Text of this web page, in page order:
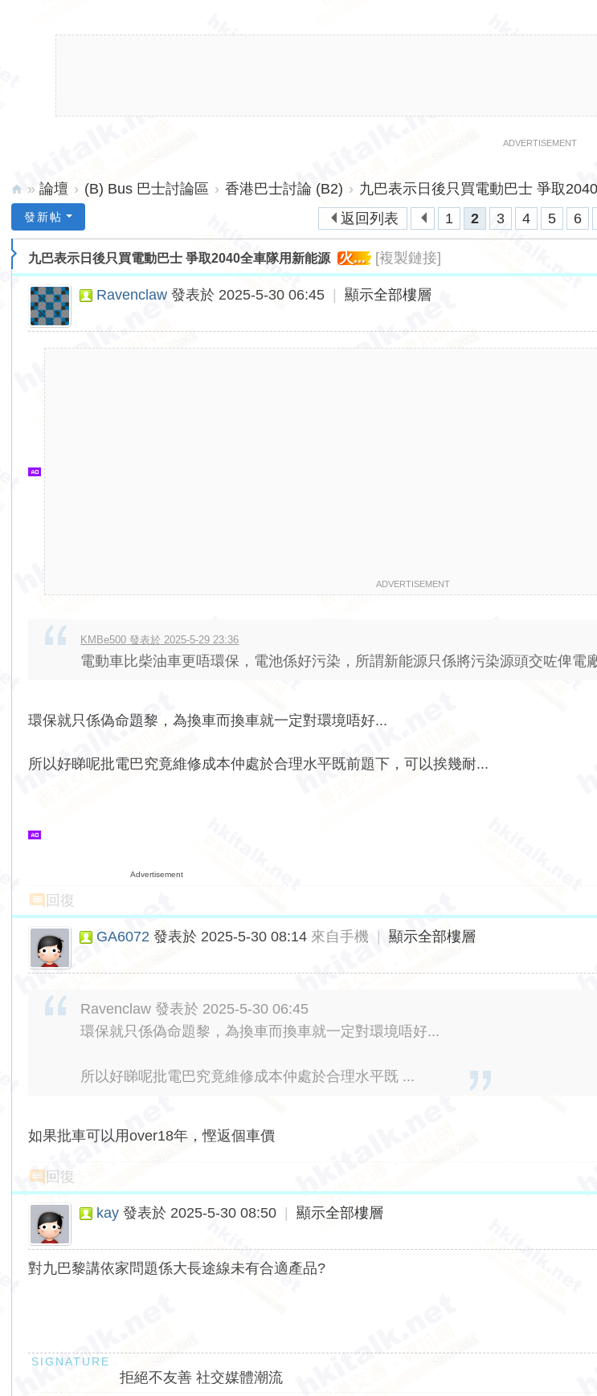
ADVERTISEMENT
lk.
» 論壇 › (B) Bus 巴士討論區 › 香港巴士討論 (B2) › 九巴表示日後只買電動巴士 爭取
1
2 3 4 5 6
返回列表
發新帖
九巴表示日後只買電動巴士 爭取2040全車隊用新能源 火... [複製鏈接]
Ravenclaw 發表於 2025-5-30 06:45 顯示全部樓層
ADVERTISEMENT
KMBe500 發表於 2025-5-29 23:36
電動車比柴油車更唔環保，電池係好污染，所謂新能源只係將污染源頭交咗俾電
環保就只係偽命題黎，為換車而換車就一定對環境唔好...
所以好睇呢批電巴究竟維修成本仲處於合理水平既前題下，可以挨幾耐...
Advertisement
回復
GA6072 發表於 2025-5-30 08:14 來自手機 顯示全部樓層
Ravenclaw 發表於 2025-5-30 06:45
環保就只係偽命題黎，為換車而換車就一定對環境唔好...
所以好睇呢批電巴究竟維修成本仲處於合理水平既 ...
如果批車可以用over18年，慳返個車價
回復
kay 發表於 2025-5-30 08:50 顯示全部樓層
對九巴黎講依家問題係大長途線未有合適產品?
拒絕不友善 社交媒體潮流